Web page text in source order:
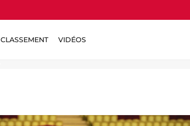
CLASSEMENT VIDÉOS